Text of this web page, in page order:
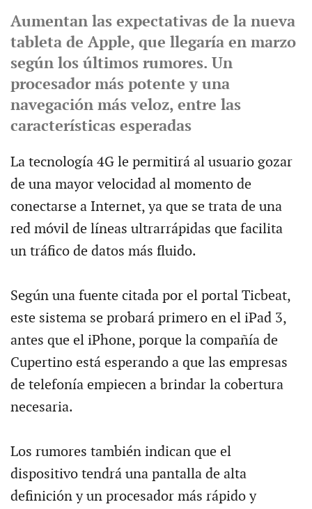
Aumentan las expectativas de la nueva
tableta de Apple, que llegaría en marzo
según los últimos rumores. Un
procesador más potente y una
navegación más veloz, entre las
características esperadas
La tecnología 4G le permitirá al usuario gozar
de una mayor velocidad al momento de
conectarse a Internet, ya que se trata de una
red móvil de líneas ultrarrápidas que facilita
un tráfico de datos más fluido.
Según una fuente citada por el portal Ticbeat,
este sistema se probará primero en el iPad 3,
antes que el iPhone, porque la compañía de
Cupertino está esperando a que las empresas
de telefonía empiecen a brindar la cobertura
necesaria.
Los rumores también indican que el
dispositivo tendrá una pantalla de alta
definición y un procesador más rápido y